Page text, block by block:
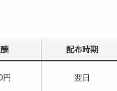
配布時期
円 翌日